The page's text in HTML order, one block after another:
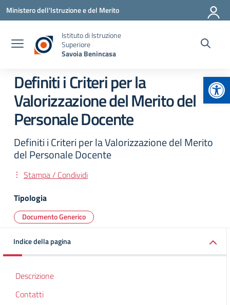
Vai ai contenuti
Vai al menu di navigazione
Vai al footer
Ministero dell'Istruzione e del Merito
Istituto di Istruzione
Superiore
Savoia Benincasa
Definiti i Criteri per la
Valorizzazione del Merito del
Personale Docente
Definiti i Criteri per la Valorizzazione del Merito
del Personale Docente
Stampa / Condividi
Tipologia
Documento Generico
Indice della pagina
Descrizione
Contatti